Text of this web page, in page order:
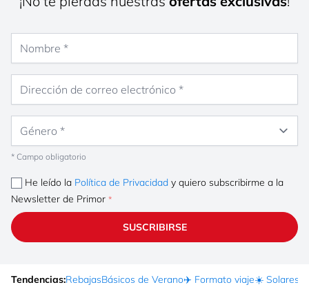
* Campo obligatorio
He leído la Política de Privacidad y quiero subscribirme a la
Newsletter de Primor
SUSCRIBIRSE
Tendencias:RebajasBásicos de Verano✈️ Formato viaje☀️ Solares